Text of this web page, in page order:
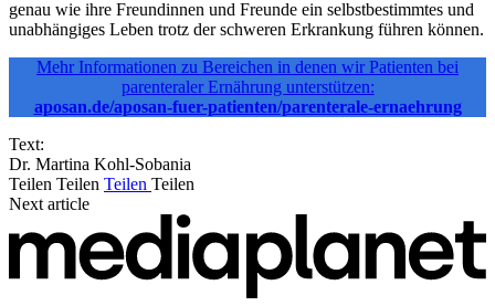
genau wie ihre Freundinnen und Freunde ein selbstbestimmtes und
unabhängiges Leben trotz der schweren Erkrankung führen können.
Mehr Informationen zu Bereichen in denen wir Patienten bei
parenteraler Ernährung unterstützen:
aposan.de/aposan-fuer-patienten/parenterale-ernaehrung
Text:
Dr. Martina Kohl-Sobania
Teilen Teilen Teilen Teilen
Next article